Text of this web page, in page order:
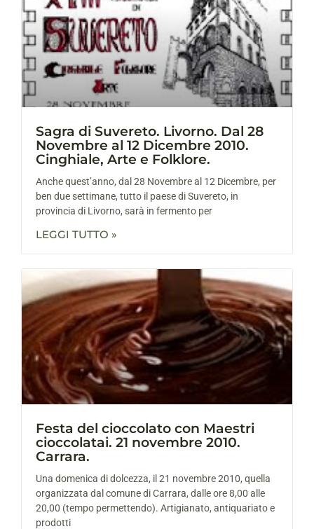
Sagra di Suvereto. Livorno. Dal 28
Novembre al 12 Dicembre 2010.
Cinghiale, Arte e Folklore.
Anche quest’anno, dal 28 Novembre al 12 Dicembre, per
ben due settimane, tutto il paese di Suvereto, in
provincia di Livorno, sarà in fermento per
LEGGI TUTTO »
Festa del cioccolato con Maestri
cioccolatai. 21 novembre 2010.
Carrara.
Una domenica di dolcezza, il 21 novembre 2010, quella
organizzata dal comune di Carrara, dalle ore 8,00 alle
20,00 (tempo permettendo). Artigianato, antiquariato e
prodotti